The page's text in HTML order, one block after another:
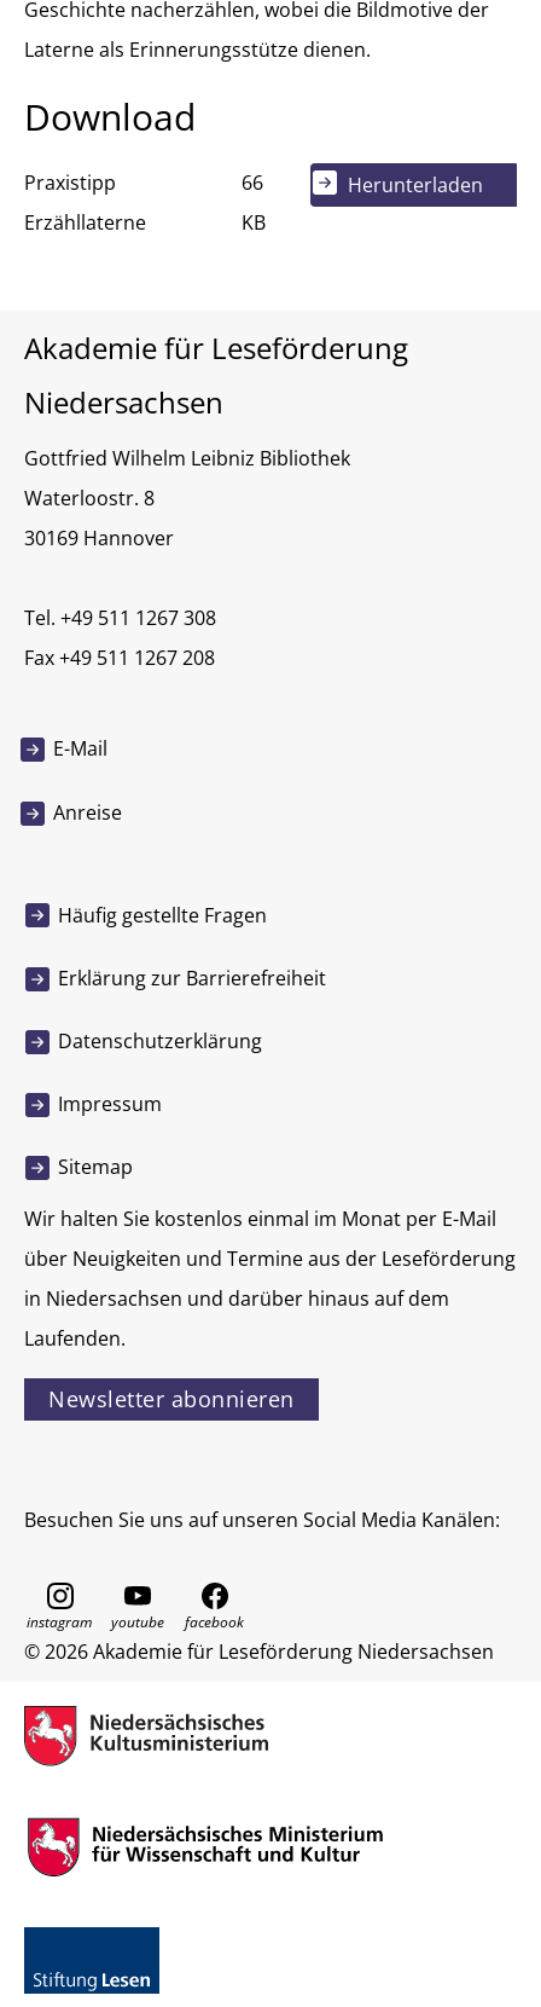
Geschichte nacherzählen, wobei die Bildmotive der
Laterne als Erinnerungsstütze dienen.
Download
Praxistipp
Erzähllaterne
66
KB
Herunterladen
Akademie für Leseförderung
Niedersachsen
Gottfried Wilhelm Leibniz Bibliothek
Waterloostr. 8
30169 Hannover
Tel. +49 511 1267 308
Fax +49 511 1267 208
E-Mail
Anreise
Häufig gestellte Fragen
Erklärung zur Barrierefreiheit
Datenschutzerklärung
Impressum
Sitemap
Wir halten Sie kostenlos einmal im Monat per E-Mail
über Neuigkeiten und Termine aus der Leseförderung
in Niedersachsen und darüber hinaus auf dem
Laufenden.
Newsletter abonnieren
Besuchen Sie uns auf unseren Social Media Kanälen:
© 2026 Akademie für Leseförderung Niedersachsen